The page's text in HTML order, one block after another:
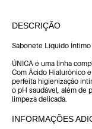
DESCRIÇÃO
Sabonete Líquido Íntimo
ÚNICA é uma linha
Com Ácido Hialurônico
perfeita higienização
o pH saudável, além de
limpeza delicada.
INFORMAÇÕES